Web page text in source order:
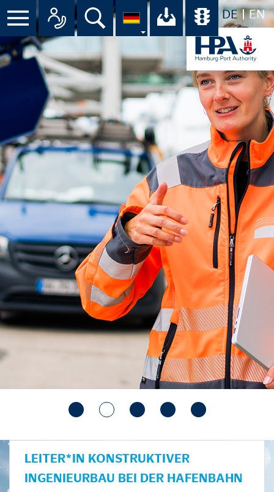
DE EN
Menü Alle Ansprechpartner im
Suche Ihr Download-
LEITER*IN KONSTRUKTIVER
INGENIEURBAU BEI DER HAFENBAHN